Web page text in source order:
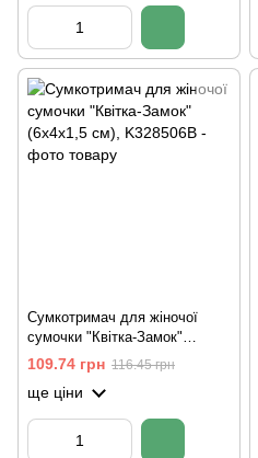
Сумкотримач для жіночої
сумочки "Квітка-Замок"
(6х4х1,5 см)
109.74 грн 116.45 грн
ще ціни